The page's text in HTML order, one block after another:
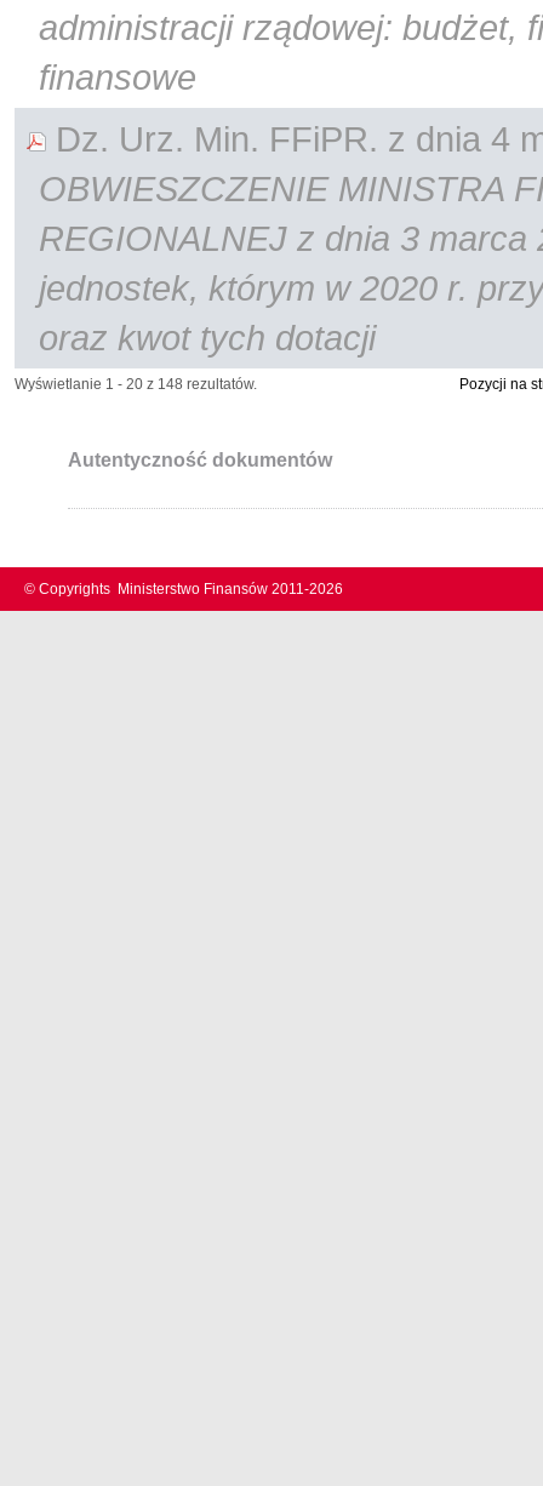
administracji rządowej: budżet,
finansowe
Dz. Urz. Min. FFiPR. z dnia 4
OBWIESZCZENIE MINISTRA
REGIONALNEJ z dnia 3
jednostek, którym w 2020 r.
oraz kwot tych dotacji
Wyświetlanie 1 - 20 z 148 rezultatów. Pozycji na
Autentyczność dokumentów
© Copyrights Ministerstwo Finansów 2011-2026